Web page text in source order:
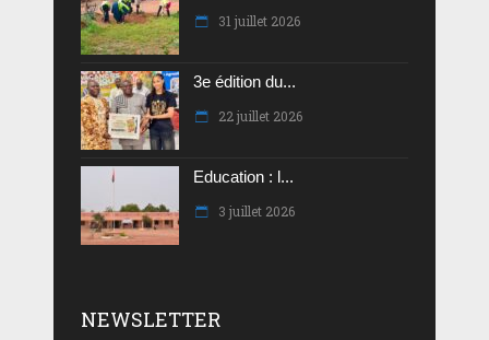
31 juillet 2026
3e édition du...
22 juillet 2026
Education : l...
3 juillet 2026
NEWSLETTER